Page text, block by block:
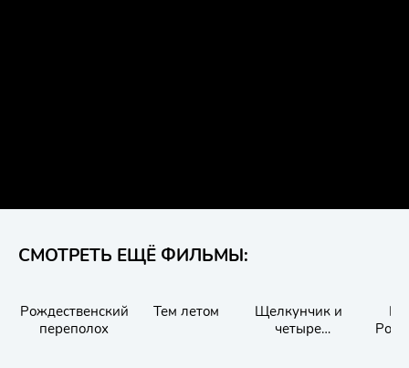
СМОТРЕТЬ ЕЩЁ ФИЛЬМЫ:
Рождественский
переполох
Тем летом
Щелкунчик и
четыре
В